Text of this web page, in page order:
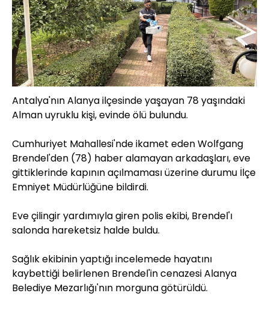
Antalya'nın Alanya ilçesinde yaşayan 78 yaşındaki
Alman uyruklu kişi, evinde ölü bulundu.
Cumhuriyet Mahallesi'nde ikamet eden Wolfgang
Brendel'den (78) haber alamayan arkadaşları, eve
gittiklerinde kapının açılmaması üzerine durumu İlçe
Emniyet Müdürlüğüne bildirdi.
Eve çilingir yardımıyla giren polis ekibi, Brendel'ı
salonda hareketsiz halde buldu.
Sağlık ekibinin yaptığı incelemede hayatını
kaybettiği belirlenen Brendel'in cenazesi Alanya
Belediye Mezarlığı'nın morguna götürüldü.